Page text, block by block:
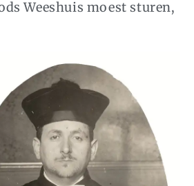
Weeshuis moest sturen,